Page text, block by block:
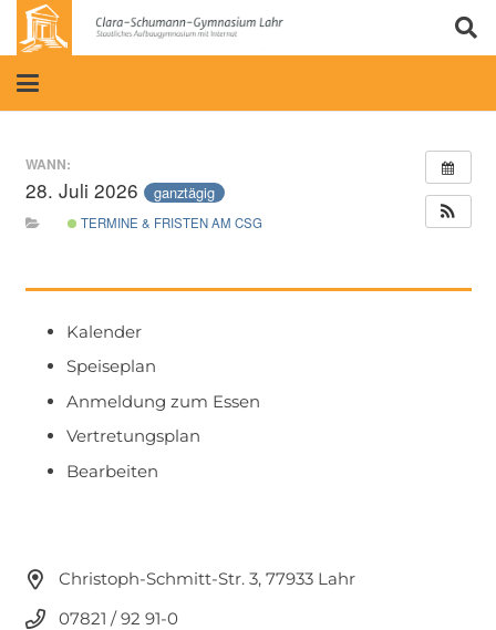
WANN:
28. Juli 2026 ganztägig
TERMINE & FRISTEN AM CSG
Kalender
Speiseplan
Anmeldung zum Essen
Vertretungsplan
Bearbeiten
Christoph-Schmitt-Str. 3, 77933 Lahr
07821 / 92 91-0